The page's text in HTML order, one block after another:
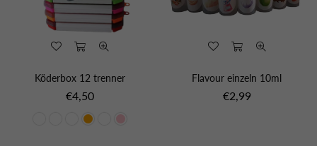
Köderbox 12 trenner
Normaler
€4,50
Flavour einzeln 10ml
Normaler
€2,99